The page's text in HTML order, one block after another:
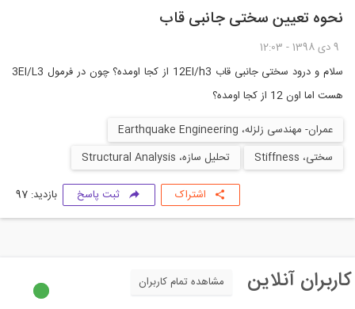
نحوه تعیین سختی جانبی قاب
سلام و درود سختی جانبی قاب 12EI/h3 از کجا اومده؟ چون در فرمول 3EI/L3
هست اما اون 12 از کجا اومده؟
عمران- مهندسی زلزله، Earthquake Engineering
سختی، Stiffness
تحلیل سازه، Structural Analysis
اشتراک ثبت پاسخ بازدید: 97
آنلاین مشاهده تمام کاربران